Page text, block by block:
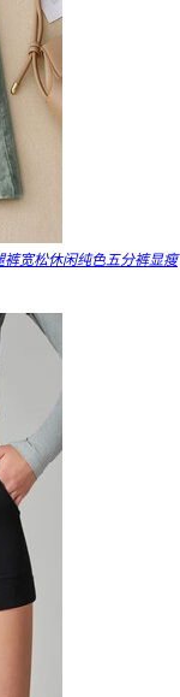
裤宽松休闲纯色五分裤显瘦